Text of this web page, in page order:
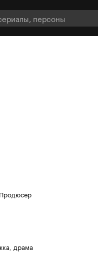
Продюсер
, драма